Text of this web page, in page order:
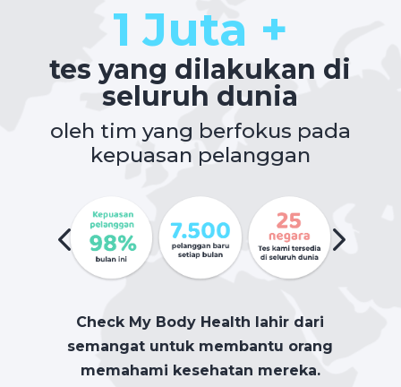
1 Juta +
tes yang dilakukan di
seluruh dunia
oleh tim yang berfokus pada
kepuasan pelanggan
Check My Body Health lahir dari
semangat untuk membantu orang
memahami kesehatan mereka.